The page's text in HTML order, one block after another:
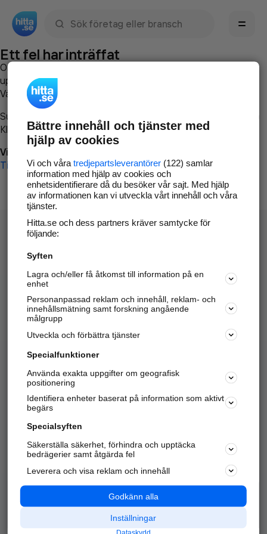
Ett fel har inträffat
Om du vill kan du
uppstod så att vi lättare och snabbare kan avhjälpa det.
Vänligen försök med följande:
Surfa till
Klicka påTillbaka-knappen i webbläsaren och försök igen
Vi beklagar besväret!
Till startsidan
Hitta.se - Gratis nummerupplysning.
Sök företag, personer och platser.
Hitta telefonnummer, adresser, företagsinfo mm.
Marknadsför företaget
Kom igång och annonsera mot
samarbetspartners nära dig.
Alla kategorier
Populära sökningar
API & Kartor
Annonsera
Integritet
Nödnummer
Bättre innehåll och tjänster med
hjälp av cookies
Vi och våra tredjepartsleverantörer(122) samlar
information med hjälp av cookies och
enhetsidentifierare då du besöker vår sajt. Med hjälp
av informationen kan vi utveckla vårt innehåll och våra
tjänster.
Hitta.se och dess partners kräver samtycke för
följande:
Syften
Lagra och/eller få åtkomst till information på en
enhet
Personanpassad reklam och innehåll, reklam- och
innehållsmätning samt forskning angående
målgrupp
Utveckla och förbättra tjänster
Specialfunktioner
Använda exakta uppgifter om geografisk
positionering
Identifiera enheter baserat på information som aktivt
begärs
Specialsyften
Säkerställa säkerhet, förhindra och upptäcka
bedrägerier samt åtgärda fel
Leverera och visa reklam och innehåll
Godkänn alla
Inställningar
Dataskydd